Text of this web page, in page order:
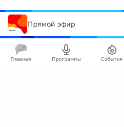
Прямой эфир
Главная Программы События